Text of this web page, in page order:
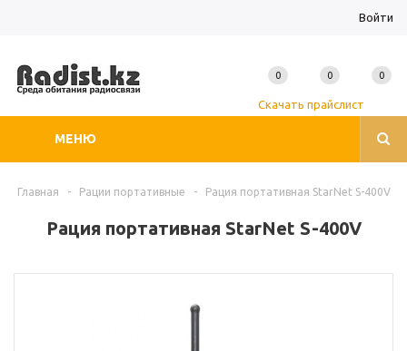
Войти
МЕНЮ
Скачать прайслист
0 0 0
Главная - Рации портативные - Рация портативная StarNet S-400V
Рация портативная StarNet S-400V